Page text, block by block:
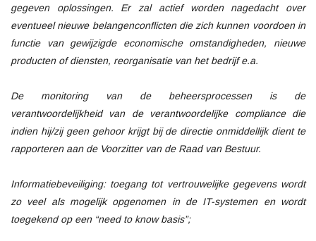
gegeven oplossingen. Er zal actief worden nagedacht over
eventueel nieuwe belangenconflicten die zich kunnen voordoen in
functie van gewijzigde economische omstandigheden, nieuwe
producten of diensten, reorganisatie van het bedrijf e.a.
De monitoring van de beheersprocessen is de
verantwoordelijkheid van de verantwoordelijke compliance die
indien hij/zij geen gehoor krijgt bij de directie onmiddellijk dient te
rapporteren aan de Voorzitter van de Raad van Bestuur.
Informatiebeveiliging: toegang tot vertrouwelijke gegevens wordt
zo veel als mogelijk opgenomen in de IT-systemen en wordt
toegekend op een “need to know basis”;